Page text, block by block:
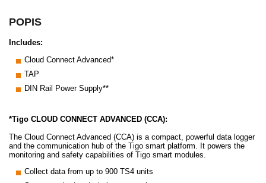
POPIS
Includes:
Cloud Connect Advanced*
TAP
DIN Rail Power Supply**
*Tigo CLOUD CONNECT ADVANCED (CCA):
The Cloud Connect Advanced (CCA) is a compact, powerful data logger
and the communication hub of the Tigo smart platform. It powers the
monitoring and safety capabilities of Tigo smart modules.
Collect data from up to 900 TS4 units